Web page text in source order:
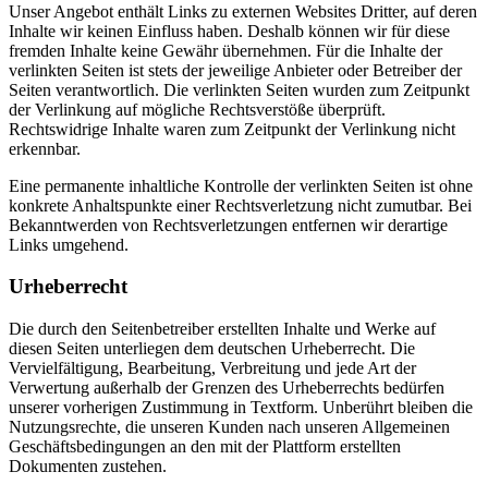
Unser Angebot enthält Links zu externen Websites Dritter, auf deren
Inhalte wir keinen Einfluss haben. Deshalb können wir für diese
fremden Inhalte keine Gewähr übernehmen. Für die Inhalte der
verlinkten Seiten ist stets der jeweilige Anbieter oder Betreiber der
Seiten verantwortlich. Die verlinkten Seiten wurden zum Zeitpunkt
der Verlinkung auf mögliche Rechtsverstöße überprüft.
Rechtswidrige Inhalte waren zum Zeitpunkt der Verlinkung nicht
erkennbar.
Eine permanente inhaltliche Kontrolle der verlinkten Seiten ist ohne
konkrete Anhaltspunkte einer Rechtsverletzung nicht zumutbar. Bei
Bekanntwerden von Rechtsverletzungen entfernen wir derartige
Links umgehend.
Urheberrecht
Die durch den Seitenbetreiber erstellten Inhalte und Werke auf
diesen Seiten unterliegen dem deutschen Urheberrecht. Die
Vervielfältigung, Bearbeitung, Verbreitung und jede Art der
Verwertung außerhalb der Grenzen des Urheberrechts bedürfen
unserer vorherigen Zustimmung in Textform. Unberührt bleiben die
Nutzungsrechte, die unseren Kunden nach unseren Allgemeinen
Geschäftsbedingungen an den mit der Plattform erstellten
Dokumenten zustehen.